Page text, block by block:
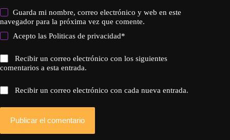
Guarda mi nombre, correo electrónico y web en este
navegador para la próxima vez que comente.
Acepto lasPoliticas de privacidad*
Recibir un correo electrónico con los siguientes
comentarios a esta entrada.
Recibir un correo electrónico con cada nueva entrada.
Publicar el comentario